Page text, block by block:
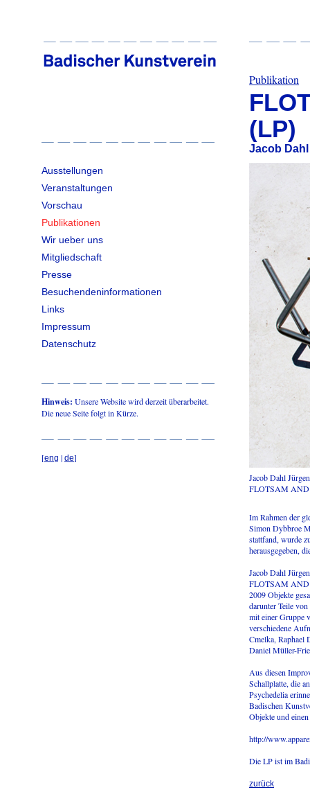
Ausstellungen
Veranstaltungen
Vorschau
Publikationen
Wir ueber uns
Mitgliedschaft
Presse
Besuchendeninformationen
Links
Impressum
Datenschutz
Hinweis: Unsere Website wird derzeit überarbeitet.
Die neue Seite folgt in Kürze.
[eng | de]
Publikation
(LP)
Jacob
Jacob Dahl
FLOTSAM AND
Im Rahmen der
Simon Dybbroe
stattfand, wurde
herausgegeben,
Jacob Dahl
FLOTSAM AND
2009 Objekte
darunter Teile
mit einer Gruppe
verschiedene
Cmelka, Raphael
Daniel Müller-
Aus diesen
Schallplatte, die
Psychedelia
Badischen
Objekte und
http://
Die LP ist im
zurück